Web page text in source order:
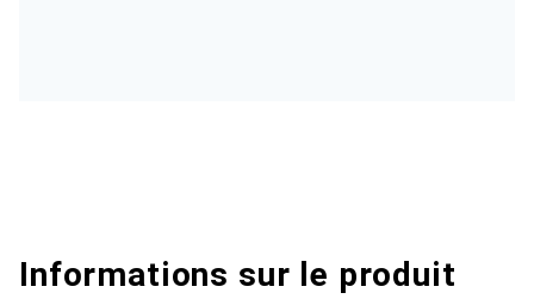
Informations sur le produit